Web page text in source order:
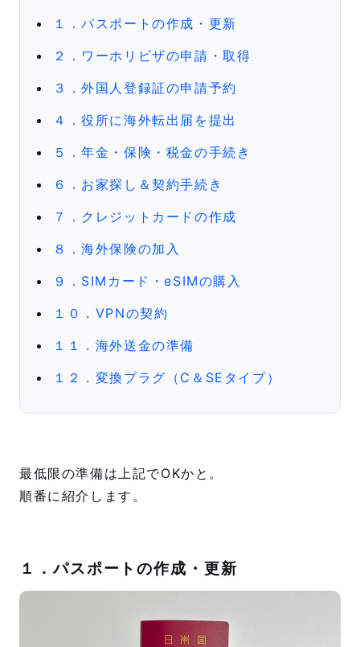
１．パスポートの作成・更新
２．ワーホリビザの申請・取得
３．外国人登録証の申請予約
４．役所に海外転出届を提出
５．年金・保険・税金の手続き
６．お家探し＆契約手続き
７．クレジットカードの作成
８．海外保険の加入
９．SIMカード・eSIMの購入
１０．VPNの契約
１１．海外送金の準備
１２．変換プラグ（C＆SEタイプ）
最低限の準備は上記でOKかと。
順番に紹介します。
１．パスポートの作成・更新